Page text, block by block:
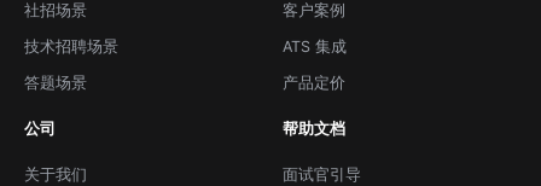
社招场景
技术招聘场景
答题场景
客户案例
ATS 集成
产品定价
公司
关于我们
帮助文档
面试官引导